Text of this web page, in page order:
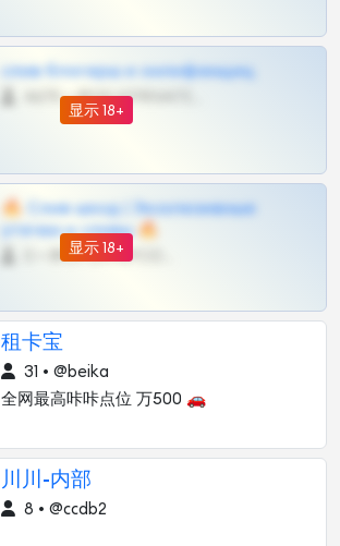
显示 18+
слив блогерш и онлифанщиц
4675 •
显示 18+
🔥 Слив шкод | Эксклюзивные
утечки и сливы 🔥
租卡宝
31 • @beika
全网最高咔咔点位 万500 🚗
川川-内部
8 • @ccdb2